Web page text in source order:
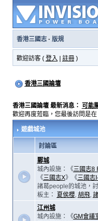
香港三國志· 版規
歡迎訪客 ( 登入 註冊)
香港三國論壇
香港三國論壇 最新消息： 可能
歡迎再度蒞臨，您最後訪問是
遊戲城池
討論區
鄴城
城內設施：《三國志8
《三國志X》《三國志
諸葛people的城池，
板主：
夏侯櫻, 胡飛,
江州城
城內設施：《GM會議